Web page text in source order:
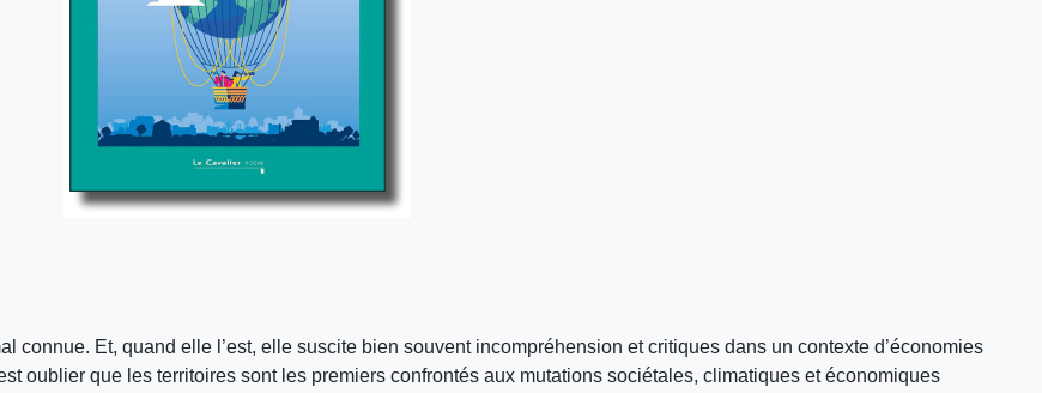
connue. Et, quand elle l’est, elle suscite bien souvent incompréhension et critiques dans un contexte d’économies
oublier que les territoires sont les premiers confrontés aux mutations sociétales, climatiques et économiques